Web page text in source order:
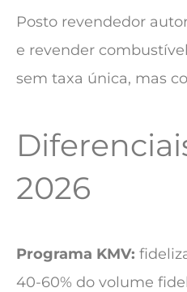
Posto revendedor
e revender
sem taxa única, mas
2026
Programa KMV:
40-60% do volume